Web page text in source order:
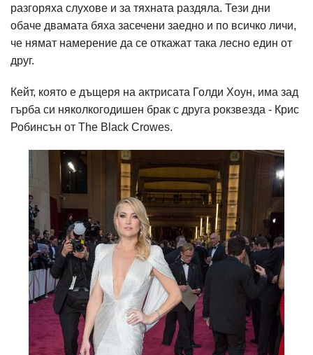
разгоряха слухове и за тяхната раздяла. Тези дни
обаче двамата бяха засечени заедно и по всичко личи,
че нямат намерение да се откажат така лесно един от
друг.
Кейт, която е дъщеря на актрисата Голди Хоун, има зад
гърба си няколкогодишен брак с друга рокзвезда - Крис
Робинсън от The Black Crowes.